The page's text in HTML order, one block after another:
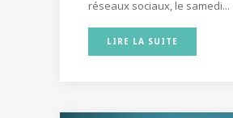
réseaux sociaux, le samedi...
LIRE LA SUITE